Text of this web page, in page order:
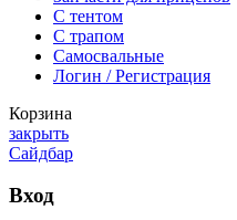
С тентом
С трапом
Самосвальные
Логин / Регистрация
Корзина
закрыть
Сайдбар
Вход